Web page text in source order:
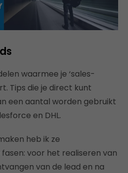
waarmee je ‘sales-
Tips die je direct kunt
een aantal worden gebruikt
en DHL.
heb ik ze
voor het realiseren van
van de lead en na